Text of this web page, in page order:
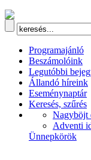
Programajánló
Beszámolóink
Legutóbbi
Állandó híreink
Eseménynaptár
Keresés, szűrés
Nagyböjt
Adventi
Ünnepkörök